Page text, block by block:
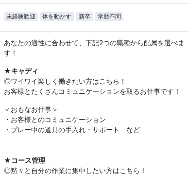
未経験歓迎 体を動かす 新卒 学歴不問
あなたの適性に合わせて、下記2つの職種から配属を選べま
す！
★キャディ
◎ワイワイ楽しく働きたい方はこちら！
お客様とたくさんコミュニケーションを取るお仕事です！
＜おもなお仕事＞
・お客様とのコミュニケーション
・プレー中の道具の手入れ・サポート など
★コース管理
◎黙々と自分の作業に集中したい方はこちら！